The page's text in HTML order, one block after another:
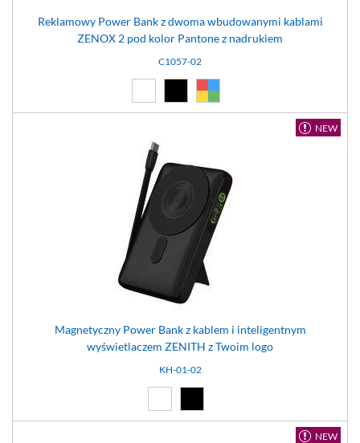
Reklamowy Power Bank z dwoma wbudowanymi kablami
ZENOX 2 pod kolor Pantone z nadrukiem
C1057-02
NEW
Magnetyczny Power Bank z kablem i inteligentnym
wyświetlaczem ZENITH z Twoim logo
KH-01-02
NEW